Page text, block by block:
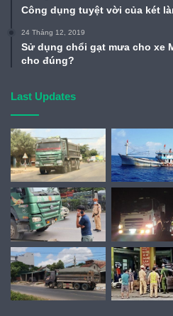
Công dụng tuyệt vời của két
24 Tháng 12, 2019
Sử dụng chổi gạt mưa cho xe
cho đúng?
Last Updates